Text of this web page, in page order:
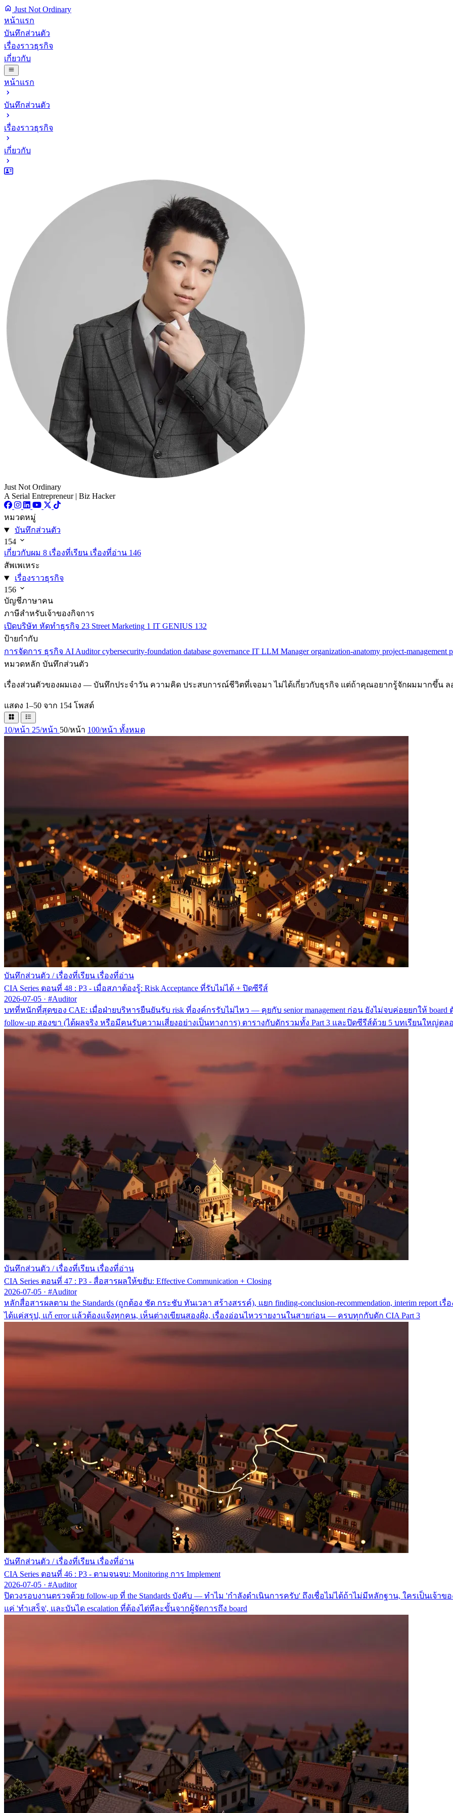
Just Not Ordinary
หน้าแรก
บันทึกส่วนตัว
เรื่องราวธุรกิจ
เกี่ยวกับ
หน้าแรก
บันทึกส่วนตัว
เรื่องราวธุรกิจ
เกี่ยวกับ
Just Not Ordinary
A Serial Entrepreneur | Biz Hacker
หมวดหมู่
บันทึกส่วนตัว
154
เกี่ยวกับผม 8 เรื่องที่เรียน เรื่องที่อ่าน 146
สัพเพเหระ
เรื่องราวธุรกิจ
156
บัญชีภาษาคน
ภาษีสำหรับเจ้าของกิจการ
เปิดบริษัท หัดทำธุรกิจ 23 Street Marketing 1 IT GENIUS 132
ป้ายกำกับ
การจัดการ ธุรกิจ AI Auditorcybersecurity-foundation database governance IT LLM Managerorganization-anatomy project-management
หมวดหลัก บันทึกส่วนตัว
เรื่องส่วนตัวของผมเอง — บันทึกประจำวัน ความคิด ประสบการณ์ชีวิตที่เจอมา ไม่ได้เกี่ยวกับธุรกิจ แต่ถ้าคุณอยากรู้จักผมมากขึ้น ล
แสดง 1–50 จาก 154 โพสต์
10/หน้า 25/หน้า 50/หน้า 100/หน้า ทั้งหมด
บันทึกส่วนตัว / เรื่องที่เรียน เรื่องที่อ่าน
CIA Series ตอนที่ 48 : P3 - เมื่อสภาต้องรู้: Risk Acceptance ที่รับไม่ได้ + ปิดซีรีส์
2026-07-05 · #Auditor
บทที่หนักที่สุดของ CAE: เมื่อฝ่ายบริหารยืนยันรับ risk ที่องค์กรรับไม่ไหว — คุยกับ senior management ก่อน ยังไม่จบค่อยยกให้
follow-up สองขา (ได้ผลจริง หรือมีคนรับความเสี่ยงอย่างเป็นทางการ) ตารางกับดักรวมทั้ง Part 3 และปิดซีรีส์ด้วย 5 บทเรียนใหญ่
บันทึกส่วนตัว / เรื่องที่เรียน เรื่องที่อ่าน
CIA Series ตอนที่ 47 : P3 - สื่อสารผลให้ขยับ: Effective Communication + Closing
2026-07-05 · #Auditor
หลักสื่อสารผลตาม the Standards (ถูกต้อง ชัด กระชับ ทันเวลา สร้างสรรค์), แยก finding-conclusion-recommendation, interim report
ได้แค่สรุป, แก้ error แล้วต้องแจ้งทุกคน, เห็นต่างเขียนสองฝั่ง, เรื่องอ่อนไหวรายงานในสายก่อน — ครบทุกกับดัก CIA Part 3
บันทึกส่วนตัว / เรื่องที่เรียน เรื่องที่อ่าน
CIA Series ตอนที่ 46 : P3 - ตามจนจบ: Monitoring การ Implement
2026-07-05 · #Auditor
ปิดวงรอบงานตรวจด้วย follow-up ที่ the Standards บังคับ — ทำไม 'กำลังดำเนินการครับ' ถึงเชื่อไม่ได้ถ้าไม่มีหลักฐาน, ใครเป็นเจ้าข
แค่ 'ทำเสร็จ', และบันได escalation ที่ต้องไต่ทีละขั้นจากผู้จัดการถึง board